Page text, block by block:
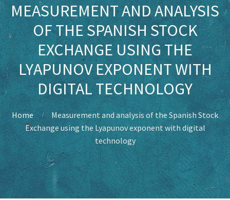
MEASUREMENT AND ANALYSIS
OF THE SPANISH STOCK
EXCHANGE USING THE
LYAPUNOV EXPONENT WITH
DIGITAL TECHNOLOGY
Home
Measurement and analysis of the Spanish Stock
Exchange using the Lyapunov exponent with digital
technology